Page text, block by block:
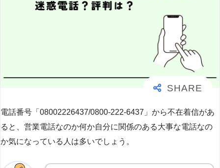
電話番号「08002226437/0800-222-6437」から不在着信があ
ると、営業電話なのか何か自分に関係のある大事な電話なの
か気になっている人は多いでしょう。